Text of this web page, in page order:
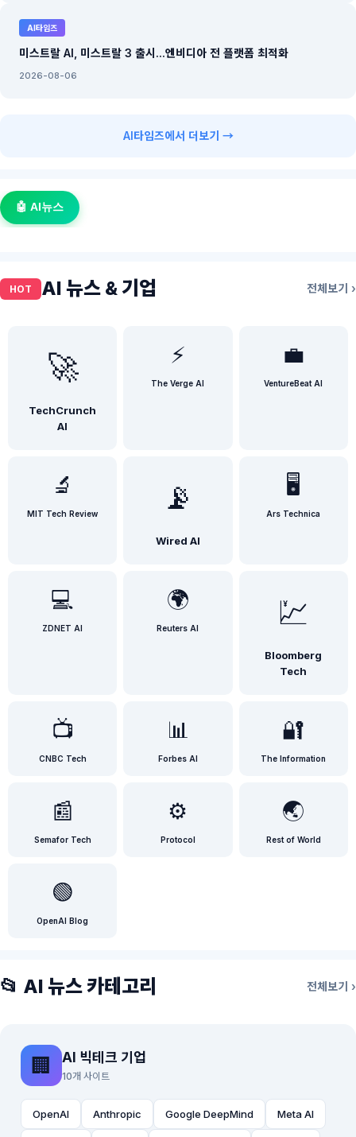
AI타임즈
미스트랄 AI, 미스트랄 3 출시...엔비디아 전 플랫폼 최적화
2026-08-06
AI타임즈에서 더보기 →
🤖 AI뉴스
HOT AI 뉴스 & 기업 전체보기 ›
🚀
TechCrunch
AI
⚡
The Verge AI
💼
VentureBeat AI
🔬
MIT Tech Review 📡
Wired AI
🖥️
Ars Technica
💻
ZDNET AI
🌍
Reuters AI 💹
Bloomberg
Tech
📺
CNBC Tech
📊
Forbes AI
🔐
The Information
📰
Semafor Tech
⚙️
Protocol
🌏
Rest of World
🟢
OpenAI Blog
📂 AI 뉴스 카테고리 전체보기 ›
🏢 AI 빅테크 기업
10개 사이트
OpenAI Anthropic Google DeepMind Meta AI